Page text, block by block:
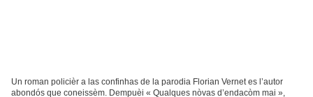
Un roman policièr a las confinhas de la parodia Florian Vernet es l’autor
abondós que coneissèm. Dempuèi « Qualques nòvas d’endacòm mai »,